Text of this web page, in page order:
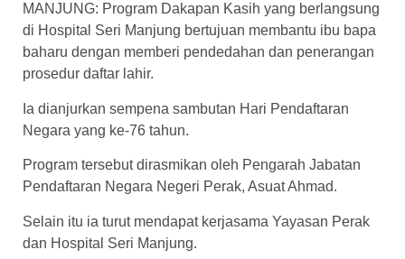
MANJUNG: Program Dakapan Kasih yang berlangsung
di Hospital Seri Manjung bertujuan membantu ibu bapa
baharu dengan memberi pendedahan dan penerangan
prosedur daftar lahir.
Ia dianjurkan sempena sambutan Hari Pendaftaran
Negara yang ke-76 tahun.
Program tersebut dirasmikan oleh Pengarah Jabatan
Pendaftaran Negara Negeri Perak, Asuat Ahmad.
Selain itu ia turut mendapat kerjasama Yayasan Perak
dan Hospital Seri Manjung.